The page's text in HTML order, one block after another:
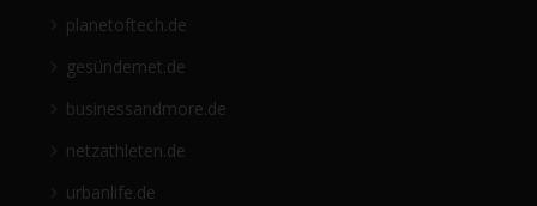
planetoftech.de
gesündernet.de
businessandmore.de
netzathleten.de
urbanlife.de